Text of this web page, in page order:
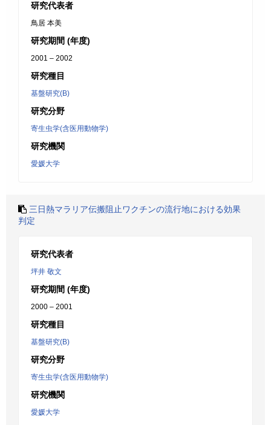
研究代表者
鳥居 本美
研究期間 (年度)
2001 – 2002
研究種目
基盤研究(B)
研究分野
寄生虫学(含医用動物学)
研究機関
愛媛大学
三日熱マラリア伝搬阻止ワクチンの流行地における効果
判定
研究代表者
坪井 敬文
研究期間 (年度)
2000 – 2001
研究種目
基盤研究(B)
研究分野
寄生虫学(含医用動物学)
研究機関
愛媛大学